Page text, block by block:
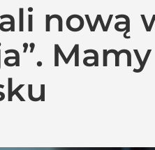
nową